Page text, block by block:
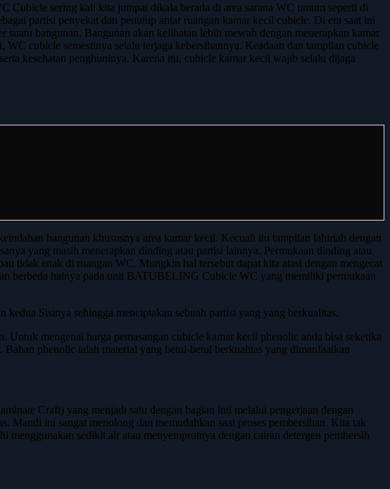
Cubicle sering kali kita jumpai dikala berada di area sarana WC umum seperti di
partisi penyekat dan penutup antar ruangan kamar kecil cubicle. Di era saat ini
bangunan. Bangunan akan kelihatan lebih mewah dengan menerapkan kamar
cubicle semestinya selalu terjaga kebersihannya. Keadaan dan tampilan cubicle
kesehatan penghuninya. Karena itu, cubicle kamar kecil wajib selalu dijaga
bangunan khususnya area kamar kecil. Kecuali itu tampilan lahiriah dengan
yang masih menerapkan dinding atau partisi lainnya. Permukaan dinding atau
tidak enak di ruangan WC. Mungkin hal tersebut dapat kita atasi dengan mengecat
berbeda halnya pada unit BATUBELING Cubicle WC yang memiliki permukaan
Sisinya sehingga menciptakan sebuah partisi yang yang berkualitas.
mengenal harga pemasangan cubicle kamar kecil phenolic anda bisa seketika
phenolic ialah material yang betul-betul berkualitas yang dimanfaatkan
Craft) yang menjadi satu dengan bagian inti melalui pengerjaan dengan
Mandi ini sangat menolong dan memudahkan saat proses pembersihan. Kita tak
sedikit air atau menyemprotnya dengan cairan detergen pembersih